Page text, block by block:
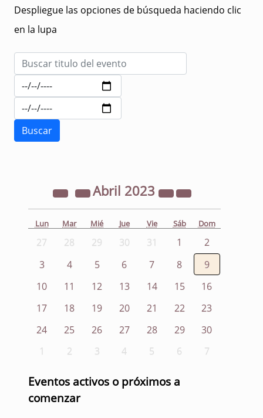
Despliegue las opciones de búsqueda haciendo clic
en la lupa
Abril 2023
Lun Mar Mié Jue Vie Sáb Dom
27 28 29 30 31 1
2
3
4 5 6 7 8
9
10
11 12 13 14 15
16
17
18 19 20 21 22
23
24
25 26 27 28 29
30
1
2 3 4 5 6 7
Eventos activos o próximos a
comenzar